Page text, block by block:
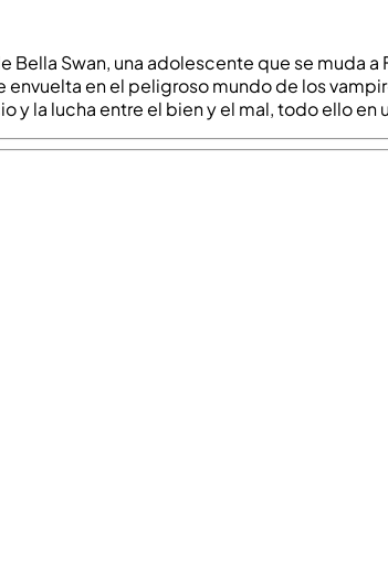
Swan, una adolescente que se muda
en el peligroso mundo de los
la lucha entre el bien y el mal, todo ello